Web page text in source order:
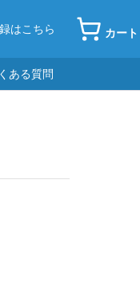
はこちら カート
ある質問